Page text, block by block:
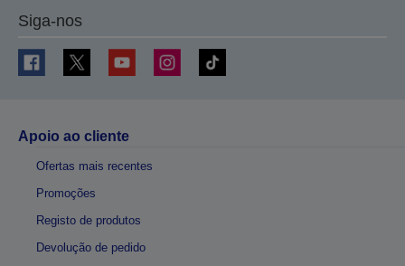
Siga-nos
Apoio ao cliente
Ofertas mais recentes
Promoções
Registo de produtos
Devolução de pedido